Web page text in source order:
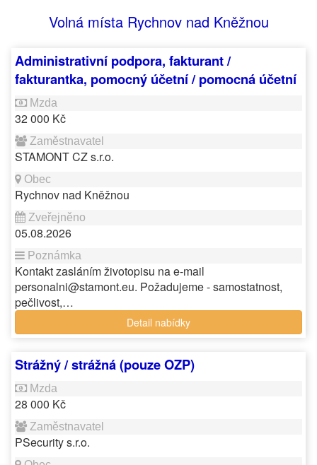
Volná místa Rychnov nad Kněžnou
Administrativní podpora, fakturant /
fakturantka, pomocný účetní / pomocná účetní
32 000 Kč
STAMONT CZ s.r.o.
Rychnov nad Kněžnou
05.08.2026
Kontakt zasláním životopisu na e-mail
personalni@stamont.eu. Požadujeme - samostatnost,
pečlivost,…
Detail nabídky
Strážný / strážná (pouze OZP)
28 000 Kč
PSecurity s.r.o.